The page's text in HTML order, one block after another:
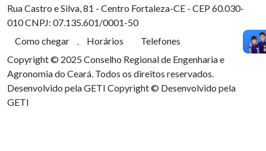
Rua Castro e Silva, 81 - Centro Fortaleza-CE - CEP 60.030-
010CNPJ: 07.135.601/0001-50
Como chegar
Horários
Telefones
Copyright © 2025 Conselho Regional de Engenharia e
Agronomia do Ceará. Todos os direitos reservados.
Desenvolvido pela GETI Copyright © Desenvolvido pela
GETI